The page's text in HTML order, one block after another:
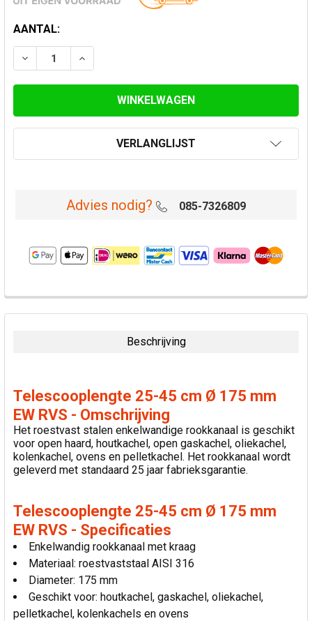
HUIDIGE
VOORRAAD:
AANTAL:
VERLAAG AANTAL VAN TELESCOOPLENGTE 25-45 CM
VERHOOG AANTAL VAN
VERLANGLIJST
Advies nodig? 085-7326809
VAAK
SAMEN
VOEG
GESELECTEERDE
TOE AAN
WINKELWAGEN
Beschrijving
Telescooplengte 25-45 cm Ø 175 mm
EW RVS - Omschrijving
Het roestvast stalen enkelwandige rookkanaal is geschikt
voor open haard, houtkachel, open gaskachel, oliekachel,
kolenkachel, ovens en pelletkachel. Het rookkanaal wordt
geleverd met standaard 25 jaar fabrieksgarantie.
Telescooplengte 25-45 cm Ø 175 mm
EW RVS - Specificaties
Enkelwandig rookkanaal met kraag
Materiaal: roestvaststaal AISI 316
Diameter: 175 mm
Geschikt voor: houtkachel, gaskachel, oliekachel,
pelletkachel, kolenkachels en ovens